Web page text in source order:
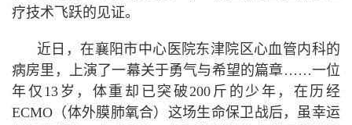
疗技术飞跃的见证。
近日，在襄阳市中心医院东津院区心血管内科的
病房里，上演了一幕关于勇气与希望的篇章……一位
年仅13岁，体重却已突破200斤的少年，在历经
ECMO（体外膜肺氧合）这场生命保卫战后，虽幸运